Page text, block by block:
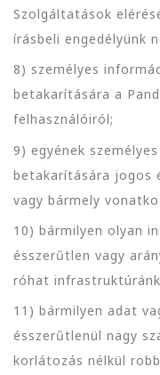
Szolgáltatások
írásbeli engedélyünk
8) személyes
betakarítására a
felhasználóiról;
9) egyének
betakarítására jogos
vagy bármely
10) bármilyen olyan
ésszerűtlen vagy
róhat
11) bármilyen adat
ésszerűtlenül nagy
korlátozás nélkül